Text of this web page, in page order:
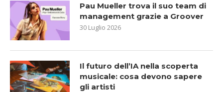
Pau Mueller trova il suo team di
management grazie a Groover
30 Luglio 2026
Il futuro dell’IA nella scoperta
musicale: cosa devono sapere
gli artisti